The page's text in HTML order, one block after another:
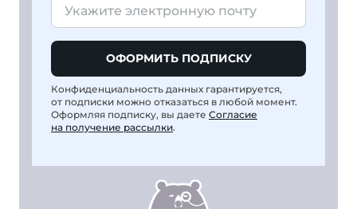
ОФОРМИТЬ ПОДПИСКУ
Конфиденциальность данных гарантируется,
от подписки можно отказаться в любой момент.
Оформляя подписку, вы даете Согласие
на получение рассылки.